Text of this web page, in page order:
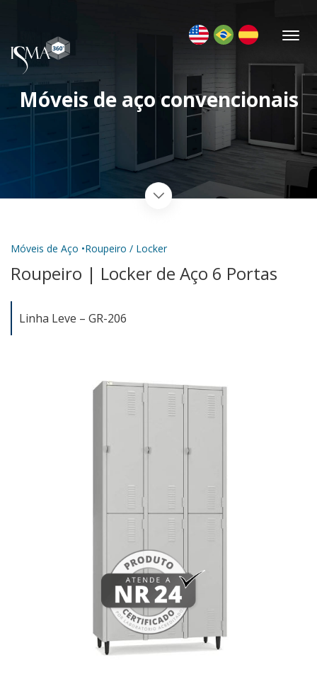
Móveis de aço convencionais
Móveis de Aço •Roupeiro / Locker
Roupeiro | Locker de Aço 6 Portas
Linha Leve – GR-206